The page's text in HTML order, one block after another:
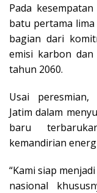
Pada
batu pertama
bagian dari
emisi karbon dan
tahun 2060.
Usai peresmian,
Jatim dalam
baru
kemandirian
“Kami siap
nasional